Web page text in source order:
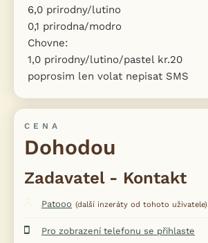
6,0 prirodny/lutino
0,1 prirodna/modro
Chovne:
1,0 prirodny/lutino/pastel kr.20
poprosim len volat nepisat SMS
CENA
Dohodou
Zadavatel - Kontakt
Patooo (další inzeráty od tohoto uživatele)
Pro zobrazení telefonu se přihlaste